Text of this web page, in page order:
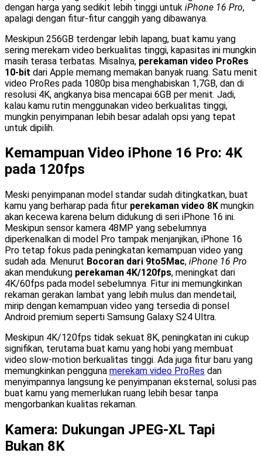
dengan harga yang sedikit lebih tinggi untuk iPhone 16 Pro,
apalagi dengan fitur-fitur canggih yang dibawanya.
Meskipun 256GB terdengar lebih lapang, buat kamu yang
sering merekam video berkualitas tinggi, kapasitas ini mungkin
masih terasa terbatas. Misalnya, perekaman video ProRes
10-bit dari Apple memang memakan banyak ruang. Satu menit
video ProRes pada 1080p bisa menghabiskan 1,7GB, dan di
resolusi 4K, angkanya bisa mencapai 6GB per menit. Jadi,
kalau kamu rutin menggunakan video berkualitas tinggi,
mungkin penyimpanan lebih besar adalah opsi yang tepat
untuk dipilih.
Kemampuan Video iPhone 16 Pro: 4K
pada 120fps
Meski penyimpanan model standar sudah ditingkatkan, buat
kamu yang berharap pada fitur perekaman video 8K mungkin
akan kecewa karena belum didukung di seri iPhone 16 ini.
Meskipun sensor kamera 48MP yang sebelumnya
diperkenalkan di model Pro tampak menjanjikan, iPhone 16
Pro tetap fokus pada peningkatan kemampuan video yang
sudah ada. Menurut Bocoran dari 9to5Mac, iPhone 16 Pro
akan mendukung perekaman 4K/120fps, meningkat dari
4K/60fps pada model sebelumnya. Fitur ini memungkinkan
rekaman gerakan lambat yang lebih mulus dan mendetail,
mirip dengan kemampuan video yang tersedia di ponsel
Android premium seperti Samsung Galaxy S24 Ultra.
Meskipun 4K/120fps tidak sekuat 8K, peningkatan ini cukup
signifikan, terutama buat kamu yang hobi yang membuat
video slow-motion berkualitas tinggi. Ada juga fitur baru yang
memungkinkan pengguna merekam video ProRes dan
menyimpannya langsung ke penyimpanan eksternal, solusi pas
buat kamu yang memerlukan ruang lebih besar tanpa
mengorbankan kualitas rekaman.
Kamera: Dukungan JPEG-XL Tapi
Bukan 8K